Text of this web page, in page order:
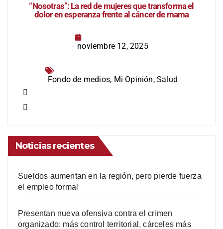
“Nosotras”: La red de mujeres que transforma el
dolor en esperanza frente al cáncer de mama
noviembre 12, 2025
Fondo de medios, Mi Opinión, Salud
Noticias recientes
Sueldos aumentan en la región, pero pierde fuerza
el empleo formal
Presentan nueva ofensiva contra el crimen
organizado: más control territorial, cárceles más